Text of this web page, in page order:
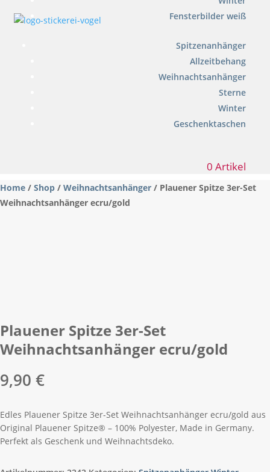
Fensterbilder weiß
Spitzenanhänger
Allzeitbehang
Weihnachtsanhänger
Sterne
Winter
Geschenktaschen
0 Artikel
Home / Shop / Weihnachtsanhänger / Plauener Spitze 3er-Set
Weihnachtsanhänger ecru/gold
Plauener Spitze 3er-Set
Weihnachtsanhänger ecru/gold
9,90 €
Edles Plauener Spitze 3er-Set Weihnachtsanhänger ecru/gold aus
Original Plauener Spitze® – 100% Polyester, Made in Germany.
Perfekt als Geschenk und Weihnachtsdeko.